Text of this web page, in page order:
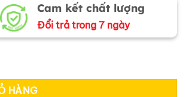
Cam kết chất lượng
Đổi trả trong 7 ngày
số lượng
HÀNG